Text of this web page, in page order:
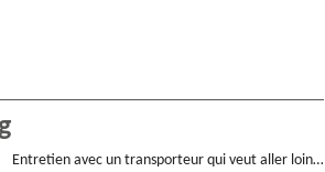
Entretien avec un transporteur qui veut aller loin…